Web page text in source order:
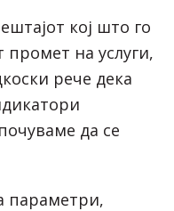
кој што го
промет на услуги,
рече дека
да се
параметри,